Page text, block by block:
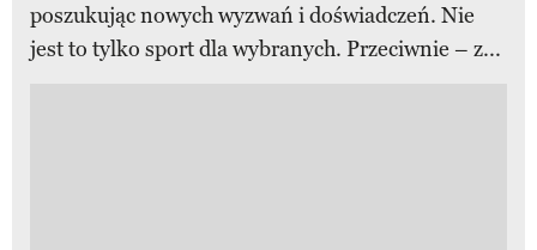
poszukując nowych wyzwań i doświadczeń. Nie
jest to tylko sport dla wybranych. Przeciwnie – z...